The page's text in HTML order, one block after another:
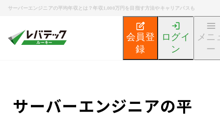
サーバーエンジニアの平均年収とは？年収1,000万円を目指す方法やキャリアパスも
会員登
録
ログイ
ン
メニ
ー
エンジニア就活ノウハウ記事
サーバーエンジニアの平